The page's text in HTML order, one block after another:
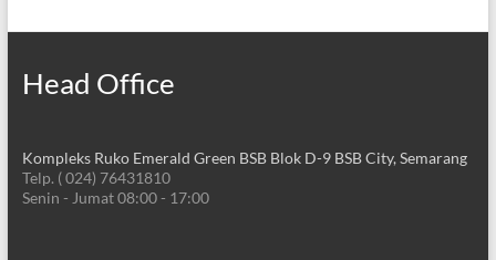
Head Office
Kompleks Ruko Emerald Green BSB Blok D-9 BSB City, Semarang
Telp. ( 024) 76431810
Senin - Jumat 08:00 - 17:00